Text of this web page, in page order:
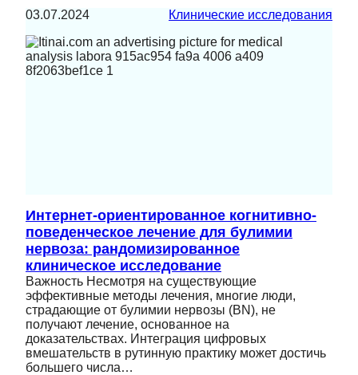
03.07.2024 Клинические исследования
Интернет-ориентированное когнитивно-
поведенческое лечение для булимии
нервоза: рандомизированное
клиническое исследование
Важность Несмотря на существующие
эффективные методы лечения, многие люди,
страдающие от булимии нервозы (BN), не
получают лечение, основанное на
доказательствах. Интеграция цифровых
вмешательств в рутинную практику может достичь
большего числа…